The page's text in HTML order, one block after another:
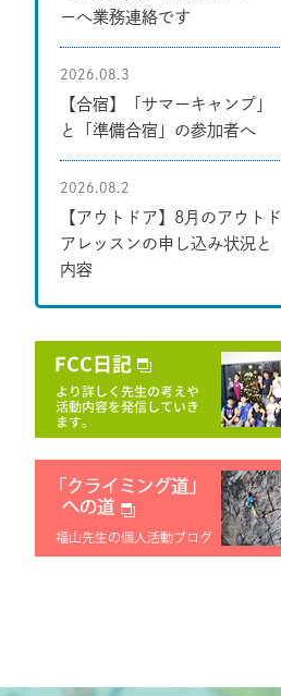
ーへ業務連絡です
【合宿】「サマーキャンプ」
と「準備合宿」の参加者へ
2026.08.3
【アウトドア】8月のアウトド
アレッスンの申し込み状況と
内容
2026.08.2